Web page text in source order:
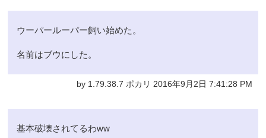
ウーパールーパー飼い始めた。
名前はブウにした。
by 1.79.38.7 ポカリ 2016年9月2日 7:41:28 PM
基本破壊されてるわww